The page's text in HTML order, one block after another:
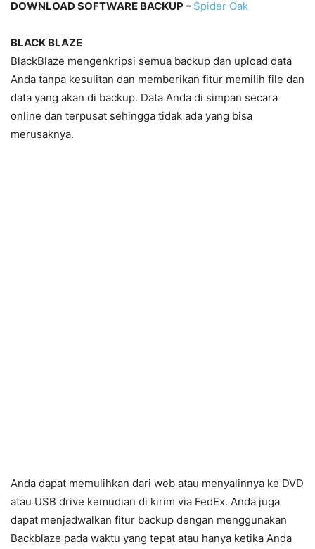
DOWNLOAD SOFTWARE BACKUP – Spider Oak
BLACK BLAZE
BlackBlaze mengenkripsi semua backup dan upload data
Anda tanpa kesulitan dan memberikan fitur memilih file dan
data yang akan di backup. Data Anda di simpan secara
online dan terpusat sehingga tidak ada yang bisa
merusaknya.
Anda dapat memulihkan dari web atau menyalinnya ke DVD
atau USB drive kemudian di kirim via FedEx. Anda juga
dapat menjadwalkan fitur backup dengan menggunakan
Backblaze pada waktu yang tepat atau hanya ketika Anda